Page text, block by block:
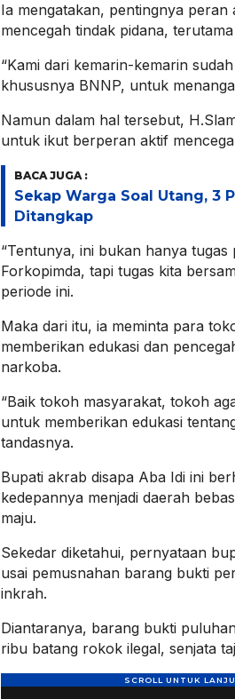
Ia mengatakan, pentingnya peran
mencegah tindak pidana,
“Kami dari kemarin-kemarin
khususnya BNNP, untuk
Namun dalam hal tersebut,
untuk ikut berperan aktif
BACA JUGA :
Sekap Warga Soal Utang, 3
Ditangkap
“Tentunya, ini bukan hanya
Forkopimda, tapi tugas kita
periode ini.
Maka dari itu, ia meminta para
memberikan edukasi dan
narkoba.
“Baik tokoh masyarakat, tokoh
untuk memberikan edukasi
tandasnya.
Bupati akrab disapa Aba Idi ini
kedepannya menjadi daerah
maju.
Sekedar diketahui, pernyataan
usai pemusnahan barang bukti
inkrah.
Diantaranya, barang bukti
ribu batang rokok ilegal, senjata